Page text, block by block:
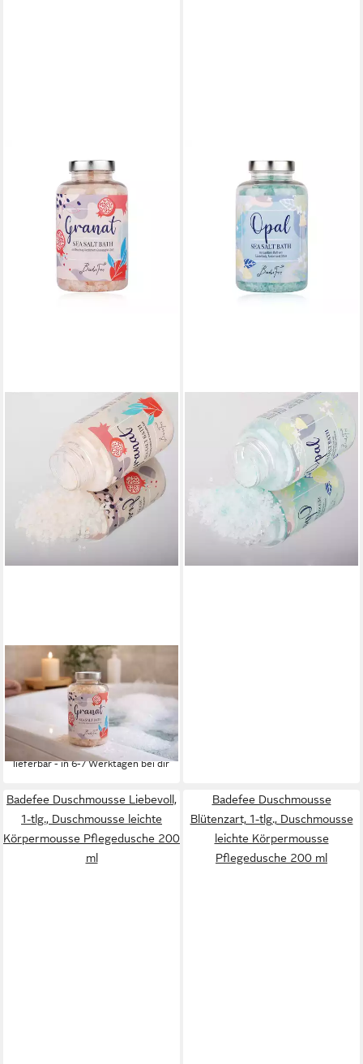
BADEFEE
Badezusatz Granatapfel, 1-tlg.,
Badesalz 500 g –
Meersalzkristalle
9,25 €
(18,50 €/ 1 kg)
lieferbar - in 6-7 Werktagen bei dir
Badezusatz Opal, 1-tlg.,
Badesalz 500 g –
Meersalzkristalle
lieferbar - in 6-7 Werktagen bei dir
Badefee Duschmousse Liebevoll,
1-tlg., Duschmousse leichte
Körpermousse Pflegedusche 200
ml
Badefee Duschmousse
Blütenzart, 1-tlg., Duschmousse
leichte Körpermousse
Pflegedusche 200 ml